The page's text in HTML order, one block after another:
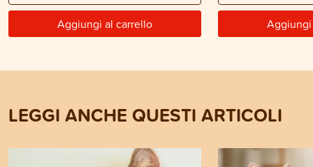
Aggiungi al carrello
LEGGI ANCHE QUESTI ARTICOLI